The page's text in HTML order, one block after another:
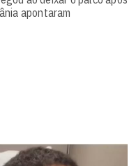
apontaram